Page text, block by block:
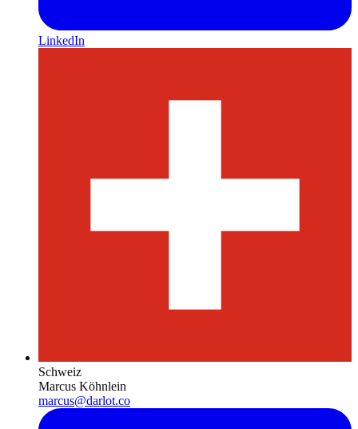
LinkedIn
Schweiz
Marcus Köhnlein
marcus@darlot.co